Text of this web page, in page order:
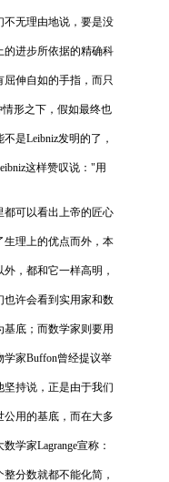
不无理由地说，要是没
进步所依据的精确科
伸自如的手指，而只
形之下，假如最终也
是Leibniz发明的了，
这样赞叹说："用
都可以看出上帝的匠心
生理上的优点而外，本
，都和它一样高明，
许会看到实用家和数
底；而数学家则要用
家Buffon曾经提议举
持说，正是由于我们
用的基底，而在大多
学家Lagrange宣称：
分数就都不能化简，